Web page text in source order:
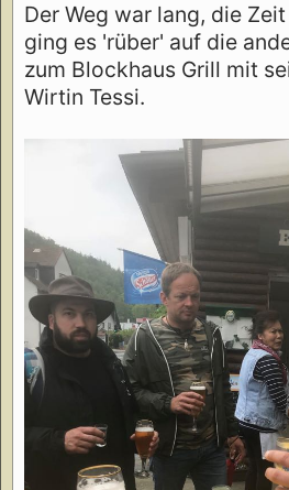
Der Weg war lang, die
ging es 'rüber' auf die
zum Blockhaus Grill mit
Wirtin Tessi.